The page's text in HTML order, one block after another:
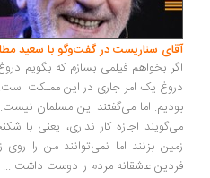
سناریست در گفت‌وگو با سعید مطلبی
بخواهم فیلمی بسازم که بگویم دروغ
یک امر جاری در این مملکت است. قبحش
اما می‌گفتند این مسلمان نیست...
اجازه کار نداری، یعنی با شکنجه
بزنند اما نمی‌توانند من را روی زمین
عاشقانه مردم را دوست داشت ...